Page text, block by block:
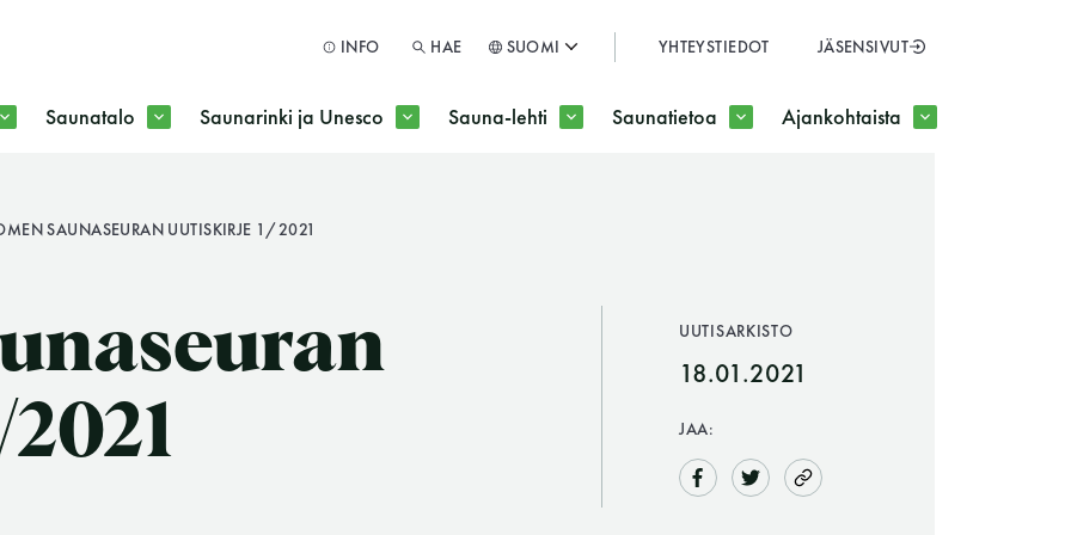
SULJE
INFO HAE SUOMI YHTEYSTIEDOT JÄSENSIVUT
Saunatalo Saunarinki ja Unesco Sauna-lehti Saunatietoa Ajankohtaista
SAUNASEURAN UUTISKIRJE 1/2021
UUTISARKISTO
18.01.2021
JAA: